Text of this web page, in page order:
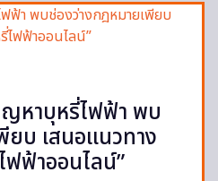
หาบุหรี่ไฟฟ้า พบ
ยบ เสนอแนวทาง
ฟ้าออนไลน์”